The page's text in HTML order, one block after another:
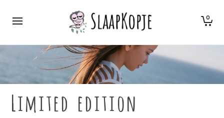
0
Limited edition